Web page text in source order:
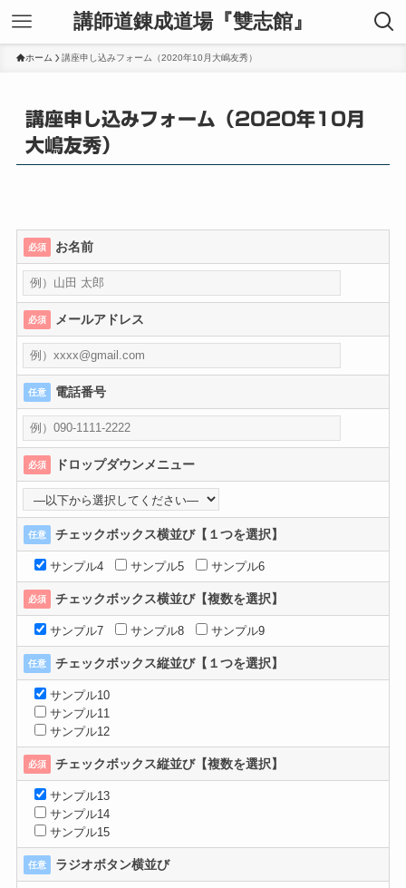
講師道錬成道場『雙志館』
ホーム 講座申し込みフォーム（2020年10月大嶋友秀）
講座申し込みフォーム（2020年10月
大嶋友秀）
必須 お名前
必須 メールアドレス
任意 電話番号
必須 ドロップダウンメニュー
任意 チェックボックス横並び【１つを選択】
サンプル4 サンプル5 サンプル6
必須 チェックボックス横並び【複数を選択】
サンプル7 サンプル8 サンプル9
任意 チェックボックス縦並び【１つを選択】
サンプル10
サンプル11
サンプル12
必須 チェックボックス縦並び【複数を選択】
サンプル13
サンプル14
サンプル15
任意 ラジオボタン横並び